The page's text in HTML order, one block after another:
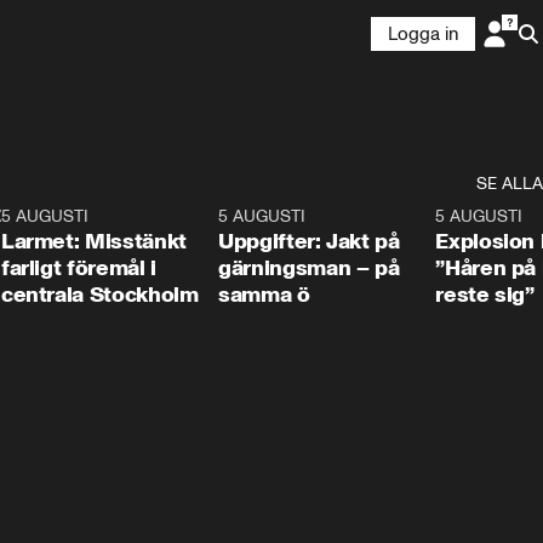
Logga in
SE ALLA
0:35
5 AUGUSTI
Larmet: Misstänkt
farligt föremål i
centrala Stockholm
0:33
5 AUGUSTI
Uppgifter: Jakt på
gärningsman – på
samma ö
5 AUGUSTI
Explosion
”Håren
reste sig”